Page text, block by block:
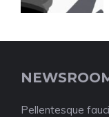
Pellentesque